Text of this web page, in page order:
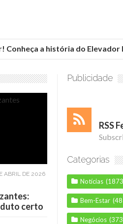
a história do Elevador
ABRIL DE 2026
certo
Publicidade
RSS
Categorias
Notícias
Bem-Estar
Negócios